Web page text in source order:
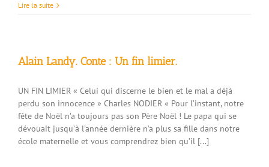
Lire la suite
Alain Landy. Conte : Un fin limier.
UN FIN LIMIER « Celui qui discerne le bien et le mal a déjà
perdu son innocence » Charles NODIER « Pour l’instant, notre
fête de Noël n’a toujours pas son Père Noël ! Le papa qui se
dévouait jusqu’à l’année dernière n’a plus sa fille dans notre
école maternelle et vous comprendrez bien qu’il [...]